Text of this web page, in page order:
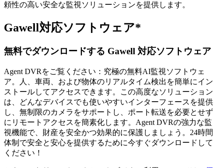
頼性の高い安全な監視ソリューションを提供します。
Gawell対応ソフトウェア*
無料でダウンロードする Gawell 対応ソフトウェア
Agent DVRをご覧ください：究極の無料AI監視ソフトウェ
ア。人、車両、および物体のリアルタイム検出を簡単にイン
ストールしてアクセスできます。この高度なソリューション
は、どんなデバイスでも使いやすいインターフェースを提供
し、無制限のカメラをサポートし、ポート転送を必要とせず
にリモートアクセスを簡素化します。Agent DVRの強力な監
視機能で、財産を安全かつ効果的に保護しましょう。24時間
体制で安全と安心を提供するために今すぐダウンロードして
ください！